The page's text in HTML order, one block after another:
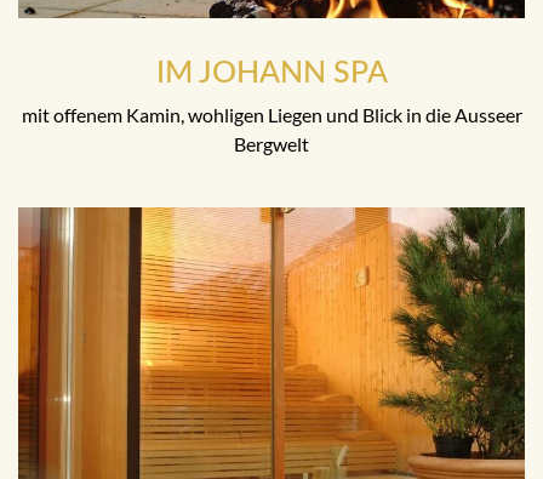
IM JOHANN SPA
mit offenem Kamin, wohligen Liegen und Blick in die Ausseer
Bergwelt